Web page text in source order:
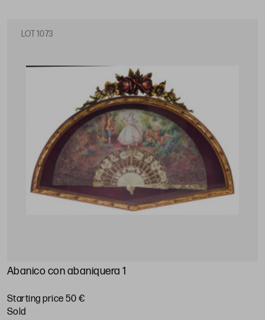
LOT 1073
Abanico con abaniquera 1
Starting price 50 €
sold